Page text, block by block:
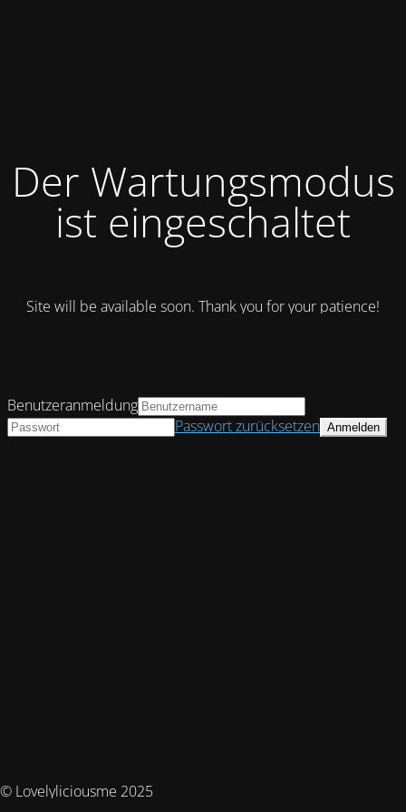
Der Wartungsmodus
ist eingeschaltet
Site will be available soon. Thank you for your patience!
© Lovelyliciousme 2025
Benutzeranmeldung
Passwort zurücksetzen